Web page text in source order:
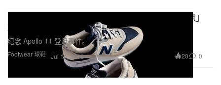
Footwear 球鞋
New Balance x J.Crew 联名 997「Moonshot」
鞋款
纪念 Apollo 11 登月事件。
Jul 14, 2016 20 0